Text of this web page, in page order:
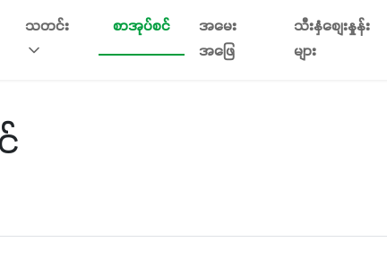
သတင်း စာအုပ်စင်
အမေး
အဖြေ
သီးနှံစျေးနှုန်း
များ